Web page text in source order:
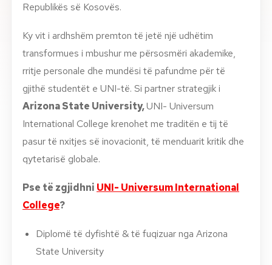
Republikës së Kosovës.
Ky vit i ardhshëm premton të jetë një udhëtim
transformues i mbushur me përsosmëri akademike,
rritje personale dhe mundësi të pafundme për të
gjithë studentët e UNI-të. Si partner strategjik i
Arizona State University,UNI- Universum
International College krenohet me traditën e tij të
pasur të nxitjes së inovacionit, të menduarit kritik dhe
qytetarisë globale.
Pse të zgjidhni UNI- Universum International
College?
Diplomë të dyfishtë & të fuqizuar nga Arizona
State University